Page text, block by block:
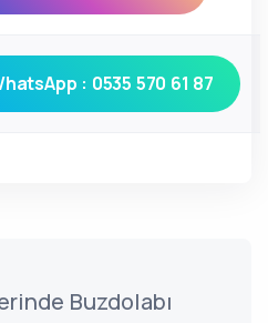
: 0535 570 61 87
Buzdolabı